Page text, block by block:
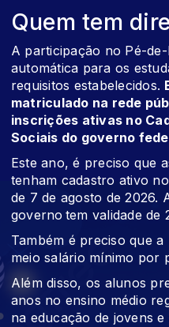
Quem tem
A participação no Pé-
automática para os
requisitos estabelecidos.
matriculado na rede
inscrições ativas no
Sociais do governo
Este ano, é preciso que
tenham cadastro ativo
de 7 de agosto de 2026.
governo tem validade de
Também é preciso que
meio salário mínimo por
Além disso, os alunos
anos no ensino médio
na educação de jovens